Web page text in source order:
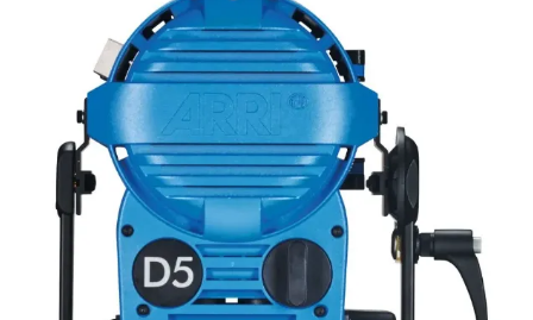
высокоскоростную съемку до1000 кадров в
без мерцания. Балласт поддерживает
функцию диммирования в диапазоне от
, а также оснащен функцией компенсации
потерь в кабеле CCL
и управлением по протоколу
DMX. Активный линейный фильтр повышает
коэффициент мощности и минимизирует
гармоники в электросети. Диапазон рабочих
температур окружающей среды составляет до
45°C
Балласт имеет разъемыVEAM
для надежного
подключения к сети и осветительной голове.